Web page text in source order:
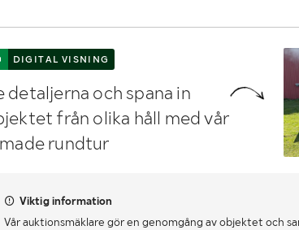
DIGITAL VISNING
detaljerna och spana in
från olika håll med vår
rundtur
Viktig information
Vår auktionsmäklare gör en genomgång av objektet och